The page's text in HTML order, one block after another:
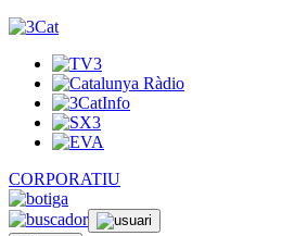
CORPORATIU